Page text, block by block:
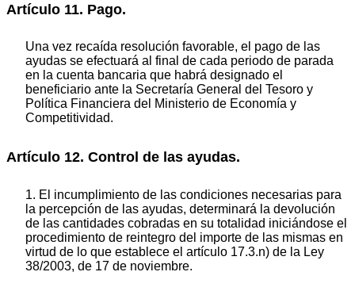
Artículo 11. Pago.
Una vez recaída resolución favorable, el pago de las
ayudas se efectuará al final de cada periodo de parada
en la cuenta bancaria que habrá designado el
beneficiario ante la Secretaría General del Tesoro y
Política Financiera del Ministerio de Economía y
Competitividad.
Artículo 12. Control de las ayudas.
1. El incumplimiento de las condiciones necesarias para
la percepción de las ayudas, determinará la devolución
de las cantidades cobradas en su totalidad iniciándose el
procedimiento de reintegro del importe de las mismas en
virtud de lo que establece el artículo 17.3.n) de la Ley
38/2003, de 17 de noviembre.